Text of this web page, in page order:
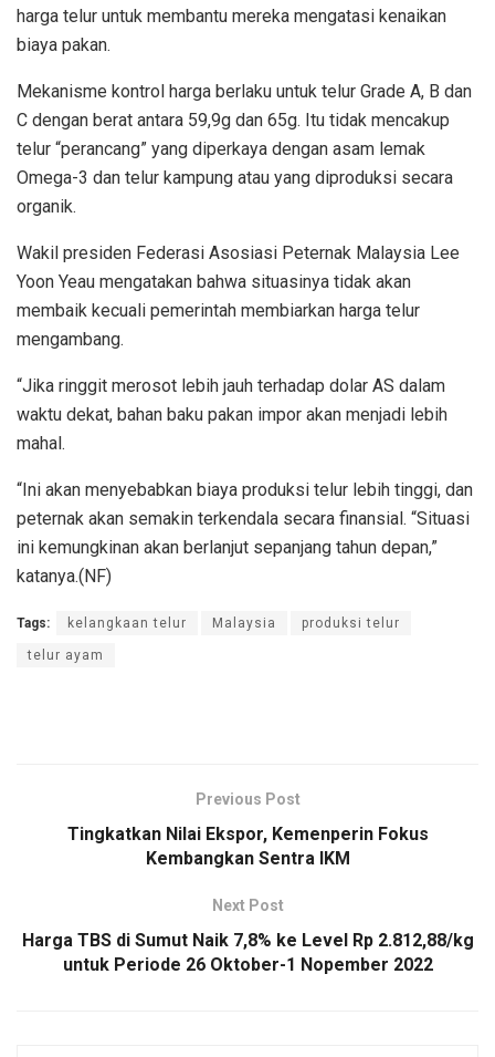
harga telur untuk membantu mereka mengatasi kenaikan
biaya pakan.
Mekanisme kontrol harga berlaku untuk telur Grade A, B dan
C dengan berat antara 59,9g dan 65g. Itu tidak mencakup
telur “perancang” yang diperkaya dengan asam lemak
Omega-3 dan telur kampung atau yang diproduksi secara
organik.
Wakil presiden Federasi Asosiasi Peternak Malaysia Lee
Yoon Yeau mengatakan bahwa situasinya tidak akan
membaik kecuali pemerintah membiarkan harga telur
mengambang.
“Jika ringgit merosot lebih jauh terhadap dolar AS dalam
waktu dekat, bahan baku pakan impor akan menjadi lebih
mahal.
“Ini akan menyebabkan biaya produksi telur lebih tinggi, dan
peternak akan semakin terkendala secara finansial. “Situasi
ini kemungkinan akan berlanjut sepanjang tahun depan,”
katanya.(NF)
Tags: kelangkaan telur Malaysia produksi telur
telur ayam
Previous Post
Tingkatkan Nilai Ekspor, Kemenperin Fokus
Kembangkan Sentra IKM
Next Post
Harga TBS di Sumut Naik 7,8% ke Level Rp 2.812,88/kg
untuk Periode 26 Oktober-1 Nopember 2022